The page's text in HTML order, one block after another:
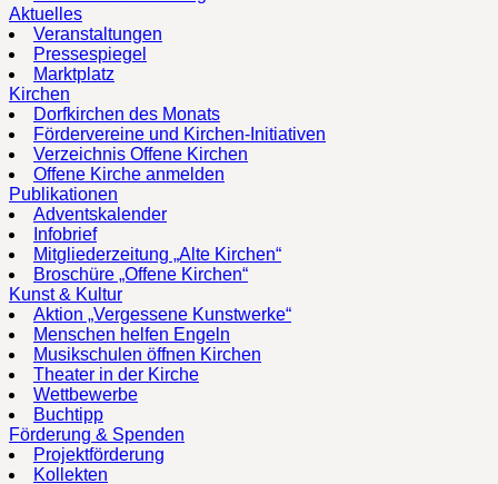
Aktuelles
Veranstaltungen
Pressespiegel
Marktplatz
Kirchen
Dorfkirchen des Monats
Fördervereine und Kirchen-Initiativen
Verzeichnis Offene Kirchen
Offene Kirche anmelden
Publikationen
Adventskalender
Infobrief
Mitgliederzeitung „Alte Kirchen“
Broschüre „Offene Kirchen“
Kunst & Kultur
Aktion „Vergessene Kunstwerke“
Menschen helfen Engeln
Musikschulen öffnen Kirchen
Theater in der Kirche
Wettbewerbe
Buchtipp
Förderung & Spenden
Projektförderung
Kollekten